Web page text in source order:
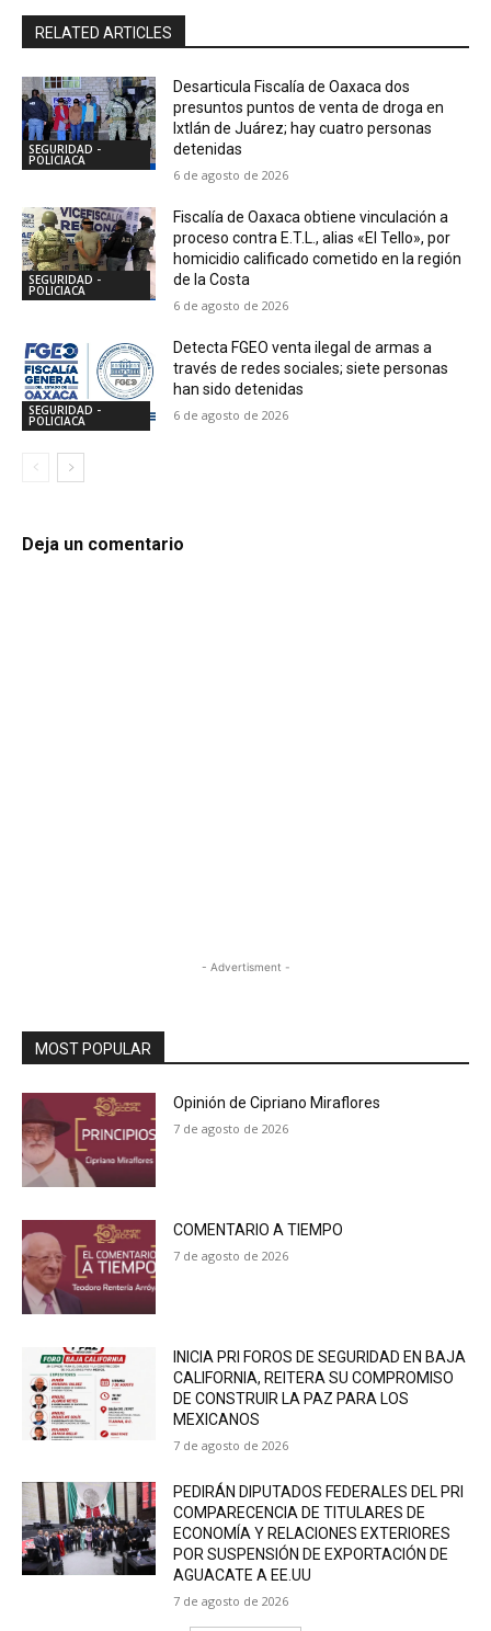
RELATED ARTICLES
SEGURIDAD -
POLICIACA
Desarticula Fiscalía de Oaxaca dos
presuntos puntos de venta de droga en
Ixtlán de Juárez; hay cuatro personas
detenidas
6 de agosto de 2026
SEGURIDAD -
POLICIACA
Fiscalía de Oaxaca obtiene vinculación a
proceso contra E.T.L., alias «El Tello», por
homicidio calificado cometido en la región
de la Costa
6 de agosto de 2026
SEGURIDAD -
POLICIACA
Detecta FGEO venta ilegal de armas a
través de redes sociales; siete personas
han sido detenidas
6 de agosto de 2026
Deja un comentario
- Advertisment -
MOST POPULAR
Opinión de Cipriano Miraflores
7 de agosto de 2026
COMENTARIO A TIEMPO
7 de agosto de 2026
INICIA PRI FOROS DE SEGURIDAD EN BAJA
CALIFORNIA, REITERA SU COMPROMISO
DE CONSTRUIR LA PAZ PARA LOS
MEXICANOS
7 de agosto de 2026
PEDIRÁN DIPUTADOS FEDERALES DEL PRI
COMPARECENCIA DE TITULARES DE
ECONOMÍA Y RELACIONES EXTERIORES
POR SUSPENSIÓN DE EXPORTACIÓN DE
AGUACATE A EE.UU
7 de agosto de 2026